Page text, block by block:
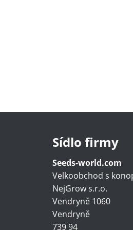
Sídlo firmy
Seeds-world.com
Velkoobchod s
NejGrow s.r.o.
Vendryně 1060
Vendryně
739 94